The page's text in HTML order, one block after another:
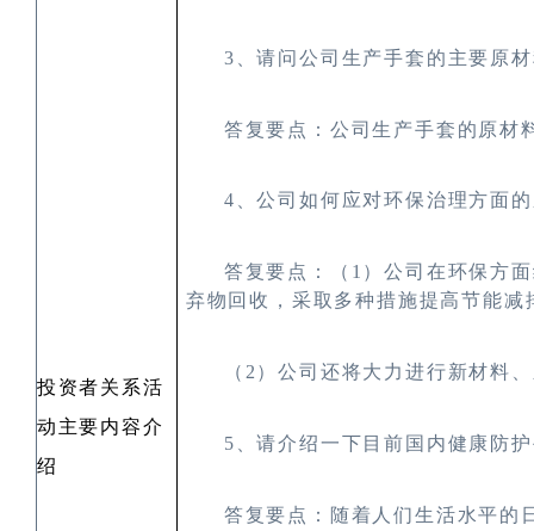
投资者关系活
动主要内容介
绍
3 、请问公司生产手套的主要原
答复要点：公司生产手套的原材
4 、公司如何应对环保治理方面
答复要点：（1 ）公司在环保方
弃物回收，采取多种措施提高节能减
（2 ）公司还将大力进行新材料
5 、请介绍一下目前国内健康防
答复要点：随着人们生活水平的